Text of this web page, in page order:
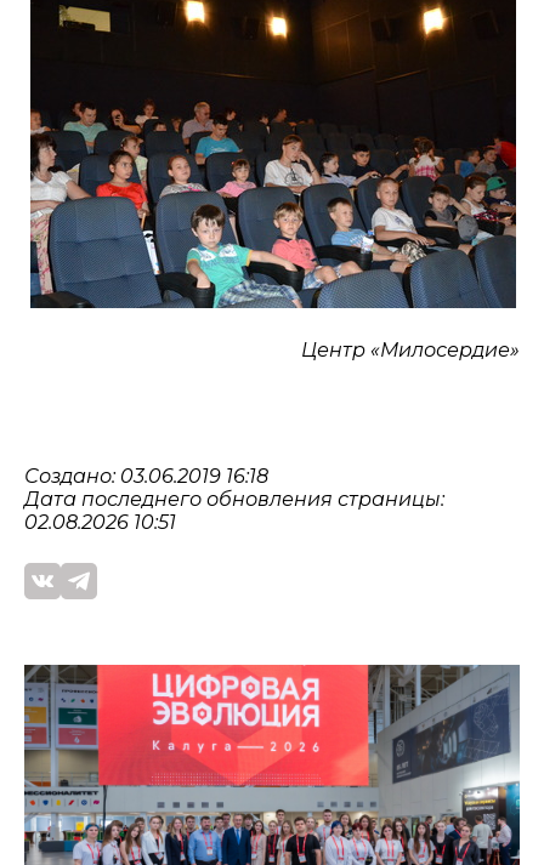
Центр «Милосердие»
Создано: 03.06.2019 16:18
Дата последнего обновления страницы:
02.08.2026 10:51